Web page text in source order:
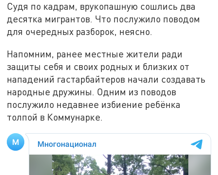
Судя по кадрам, врукопашную сошлись два
десятка мигрантов. Что послужило поводом
для очередных разборок, неясно.
Напомним, ранее местные жители ради
защиты себя и своих родных и близких от
нападений гастарбайтеров начали создавать
народные дружины. Одним из поводов
послужило недавнее избиение ребёнка
толпой в Коммунарке.